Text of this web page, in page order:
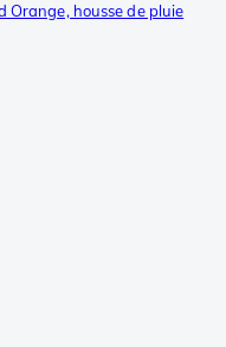
housse de pluie